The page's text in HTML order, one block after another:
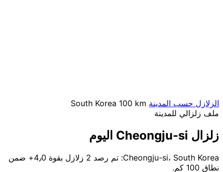
الزلازل حسب المدينة South Korea 100 km
ملف زلزالي للمدينة
زلزال Cheongju-si اليوم
Cheongju-si، South Korea: تم رصد 2 زلازل بقوة 4٫0+ ضمن
نطاق 100 كم.